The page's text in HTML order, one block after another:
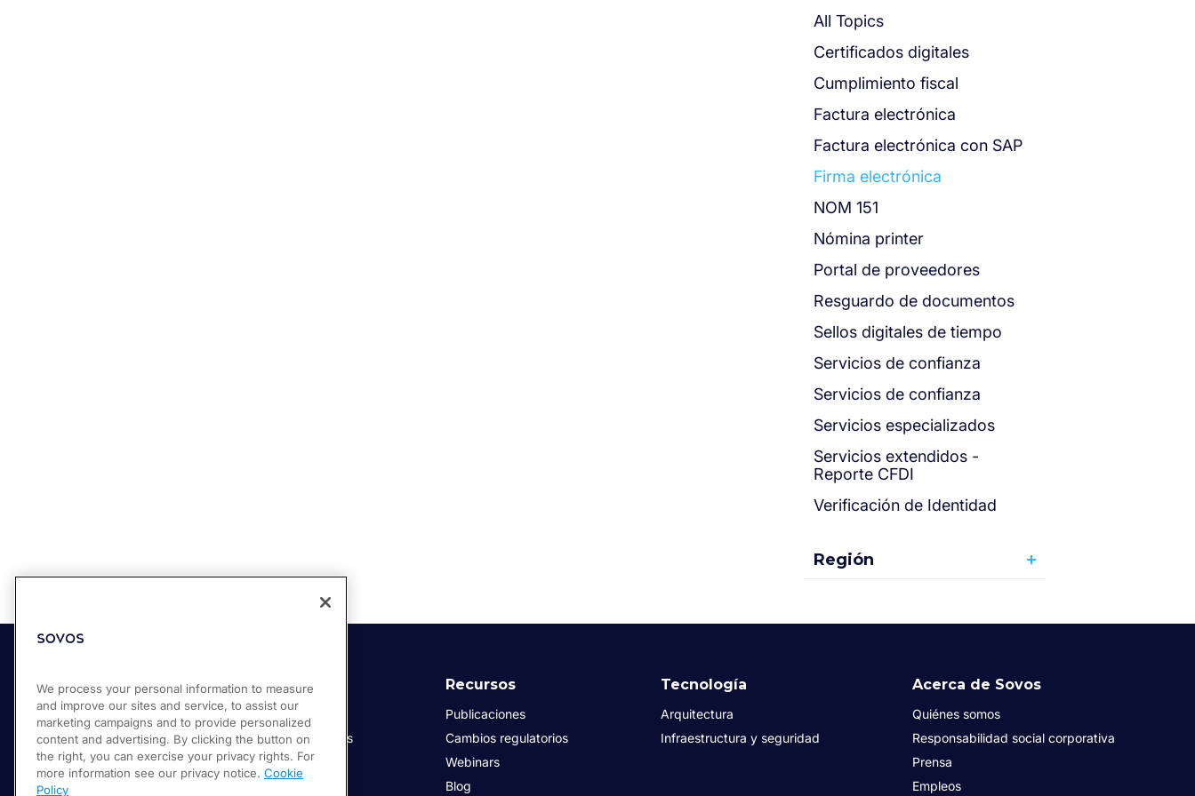
All Topics
Certificados digitales
Cumplimiento fiscal
Factura electrónica
Factura electrónica con SAP
Firma electrónica
NOM 151
Nómina printer
Portal de proveedores
Resguardo de documentos
Sellos digitales de tiempo
Servicios de confianza
Servicios de confianza
Servicios especializados
Servicios extendidos -
Reporte CFDI
Verificación de Identidad
Región
Soluciones
Compliance Cloud
Productos
Servicios
Industrias
Manufactura
Servicios financieros
Servicios digitales
Recursos
Publicaciones
Cambios regulatorios
Webinars
Blog
Tecnología
Arquitectura
Infraestructura y seguridad
Acerca de Sovos
Quiénes somos
Responsabilidad social corporativa
Prensa
Empleos
We process your personal information to measure
and improve our sites and service, to assist our
marketing campaigns and to provide personalized
content and advertising. By clicking the button on
the right, you can exercise your privacy rights. For
more information see our privacy notice. Cookie
Policy